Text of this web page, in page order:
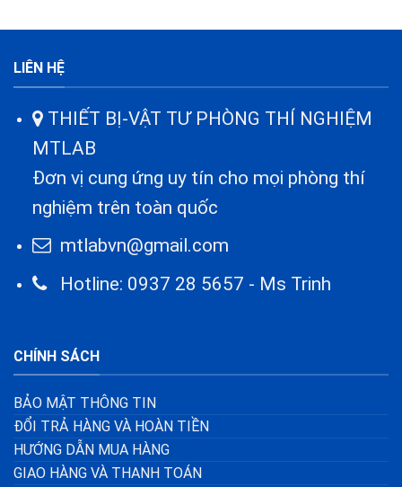
LIÊN HỆ
THIẾT BỊ-VẬT TƯ PHÒNG THÍ NGHIỆM
MTLAB
Đơn vị cung ứng uy tín cho mọi phòng thí
nghiệm trên toàn quốc
mtlabvn@gmail.com
Hotline: 0937 28 5657 - Ms Trinh
CHÍNH SÁCH
BẢO MẬT THÔNG TIN
ĐỔI TRẢ HÀNG VÀ HOÀN TIỀN
HƯỚNG DẪN MUA HÀNG
GIAO HÀNG VÀ THANH TOÁN